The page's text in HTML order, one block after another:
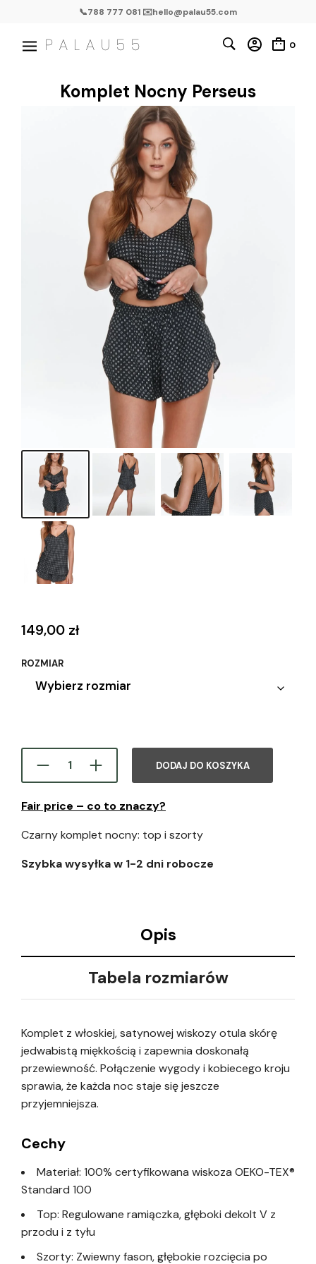
📞788 777 081 ✉️hello@palau55.com
0
Komplet Nocny Perseus
149,00 zł
ROZMIAR
DODAJ DO KOSZYKA
Fair price – co to znaczy?
Czarny komplet nocny: top i szorty
Szybka wysyłka w 1-2 dni robocze
Opis
Tabela rozmiarów
Komplet z włoskiej, satynowej wiskozy otula skórę
jedwabistą miękkością i zapewnia doskonałą
przewiewność. Połączenie wygody i kobiecego kroju
sprawia, że każda noc staje się jeszcze
przyjemniejsza.
Cechy
Materiał: 100% certyfikowana wiskoza OEKO-TEX®
Standard 100
Top: Regulowane ramiączka, głęboki dekolt V z
przodu i z tyłu
Szorty: Zwiewny fason, głębokie rozcięcia po